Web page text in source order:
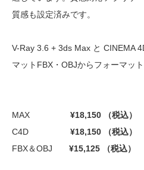
質感も設定済みです。
V-Ray 3.6 + 3ds Max と CINEMA
マットFBX・OBJからフォーマッ
MAX ¥18,150 （税込）
C4D ¥18,150 （税込）
FBX＆OBJ ¥15,125 （税込）